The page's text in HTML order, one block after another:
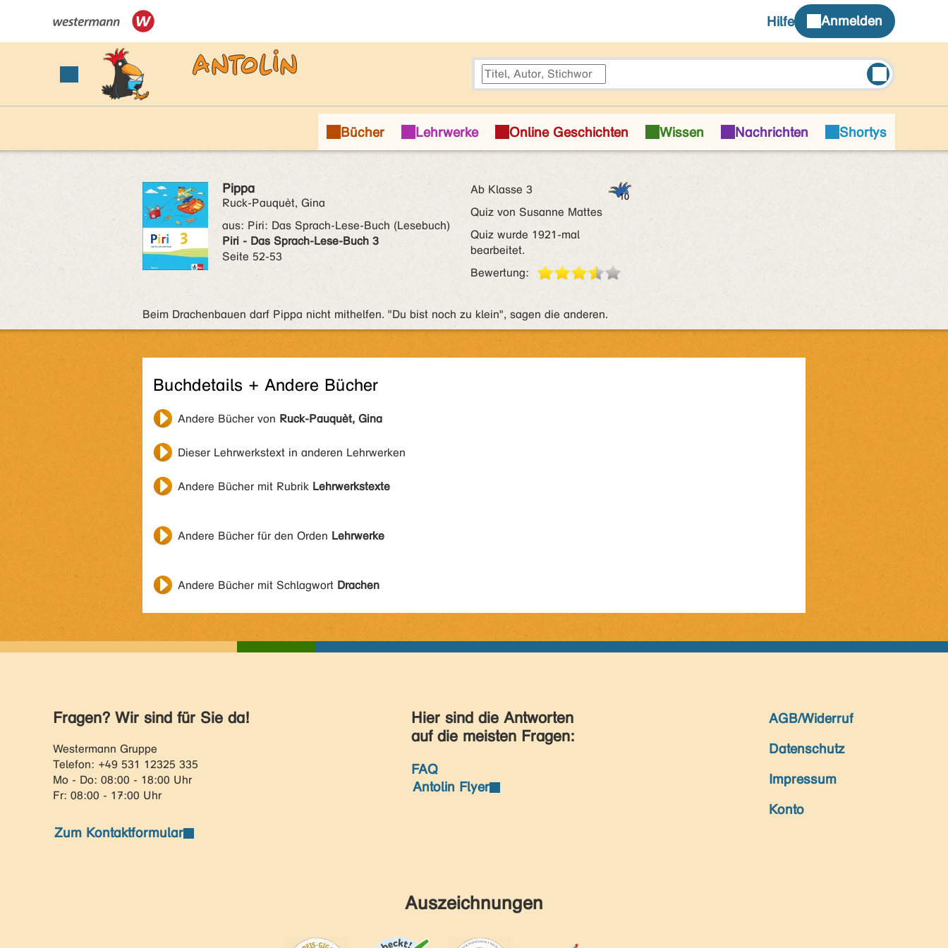
Pippa
Ruck-Pauquèt, Gina
aus: Piri: Das Sprach-Lese-Buch (Lesebuch)
Piri - Das Sprach-Lese-Buch 3
Seite 52-53
Ab Klasse 3
Quiz von Susanne Mattes
Quiz wurde 1921-mal
bearbeitet.
Bewertung:
Beim Drachenbauen darf Pippa nicht mithelfen. "Du bist noch zu klein", sagen die anderen.
Buchdetails + Andere Bücher
Andere Bücher von Ruck-Pauquèt, Gina
Dieser Lehrwerkstext in anderen Lehrwerken
Andere Bücher mit Rubrik Lehrwerkstexte
Andere Bücher für den Orden Lehrwerke
Andere Bücher mit Schlagwort Drachen